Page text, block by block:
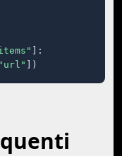
]:
"url" ])